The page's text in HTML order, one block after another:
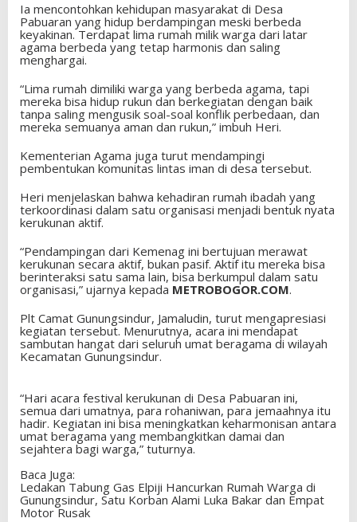
Ia mencontohkan kehidupan masyarakat di Desa
Pabuaran yang hidup berdampingan meski berbeda
keyakinan. Terdapat lima rumah milik warga dari latar
agama berbeda yang tetap harmonis dan saling
menghargai.
“Lima rumah dimiliki warga yang berbeda agama, tapi
mereka bisa hidup rukun dan berkegiatan dengan baik
tanpa saling mengusik soal-soal konflik perbedaan, dan
mereka semuanya aman dan rukun,” imbuh Heri.
Kementerian Agama juga turut mendampingi
pembentukan komunitas lintas iman di desa tersebut.
Heri menjelaskan bahwa kehadiran rumah ibadah yang
terkoordinasi dalam satu organisasi menjadi bentuk nyata
kerukunan aktif.
“Pendampingan dari Kemenag ini bertujuan merawat
kerukunan secara aktif, bukan pasif. Aktif itu mereka bisa
berinteraksi satu sama lain, bisa berkumpul dalam satu
organisasi,” ujarnya kepada METROBOGOR.COM.
Plt Camat Gunungsindur, Jamaludin, turut mengapresiasi
kegiatan tersebut. Menurutnya, acara ini mendapat
sambutan hangat dari seluruh umat beragama di wilayah
Kecamatan Gunungsindur.
“Hari acara festival kerukunan di Desa Pabuaran ini,
semua dari umatnya, para rohaniwan, para jemaahnya itu
hadir. Kegiatan ini bisa meningkatkan keharmonisan antara
umat beragama yang membangkitkan damai dan
sejahtera bagi warga,” tuturnya.
Baca Juga:
Ledakan Tabung Gas Elpiji Hancurkan Rumah Warga di
Gunungsindur, Satu Korban Alami Luka Bakar dan Empat
Motor Rusak